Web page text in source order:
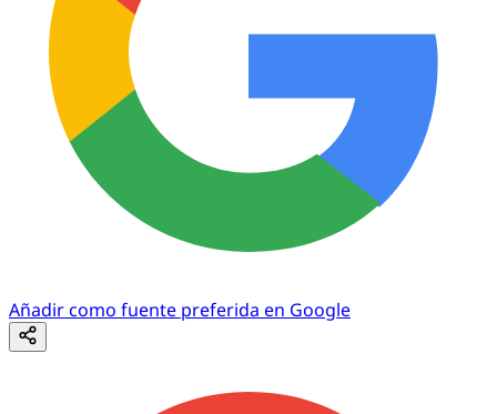
Añadir como fuente preferida en Google